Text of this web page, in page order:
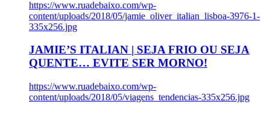
https://www.ruadebaixo.com/wp-
content/uploads/2018/05/jamie_oliver_italian_lisboa-3976-1-
335x256.jpg
JAMIE’S ITALIAN | SEJA FRIO OU SEJA
QUENTE… EVITE SER MORNO!
https://www.ruadebaixo.com/wp-
content/uploads/2018/05/viagens_tendencias-335x256.jpg